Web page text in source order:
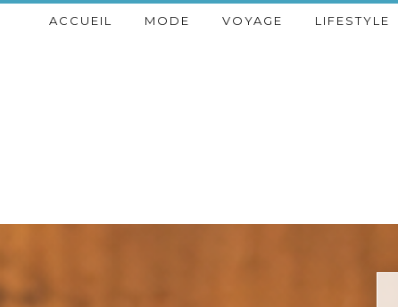
ACCUEIL MODE VOYAGE LIFESTYLE